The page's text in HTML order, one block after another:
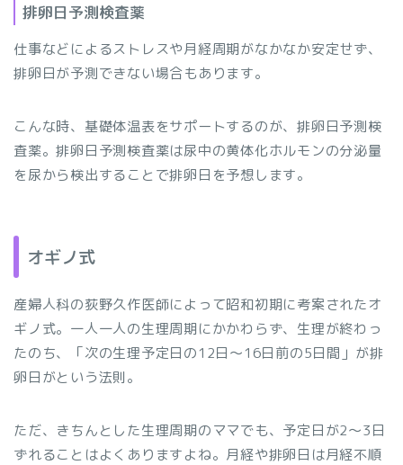
排卵日予測検査薬
仕事などによるストレスや月経周期がなかなか安定せず、
排卵日が予測できない場合もあります。
こんな時、基礎体温表をサポートするのが、排卵日予測検
査薬。排卵日予測検査薬は尿中の黄体化ホルモンの分泌量
を尿から検出することで排卵日を予想します。
オギノ式
産婦人科の荻野久作医師によって昭和初期に考案されたオ
ギノ式。一人一人の生理周期にかかわらず、生理が終わっ
たのち、「次の生理予定日の12日～16日前の5日間」が排
卵日がという法則。
ただ、きちんとした生理周期のママでも、予定日が2～3日
ずれることはよくありますよね。月経や排卵日は月経不順